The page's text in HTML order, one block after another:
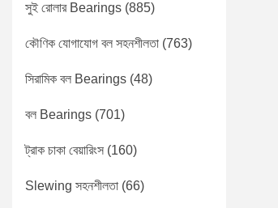
সুই রোলার Bearings (885)
কৌণিক যোগাযোগ বল সহনশীলতা (763)
সিরামিক বল Bearings (48)
বল Bearings (701)
ট্রাক চাকা বেয়ারিংস (160)
Slewing সহনশীলতা (66)